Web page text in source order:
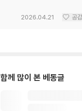
2026.04.21 공
함께 많이 본 베동글